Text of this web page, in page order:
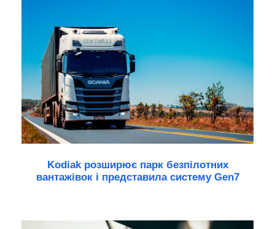
Kodiak розширює парк безпілотних
вантажівок і представила систему Gen7